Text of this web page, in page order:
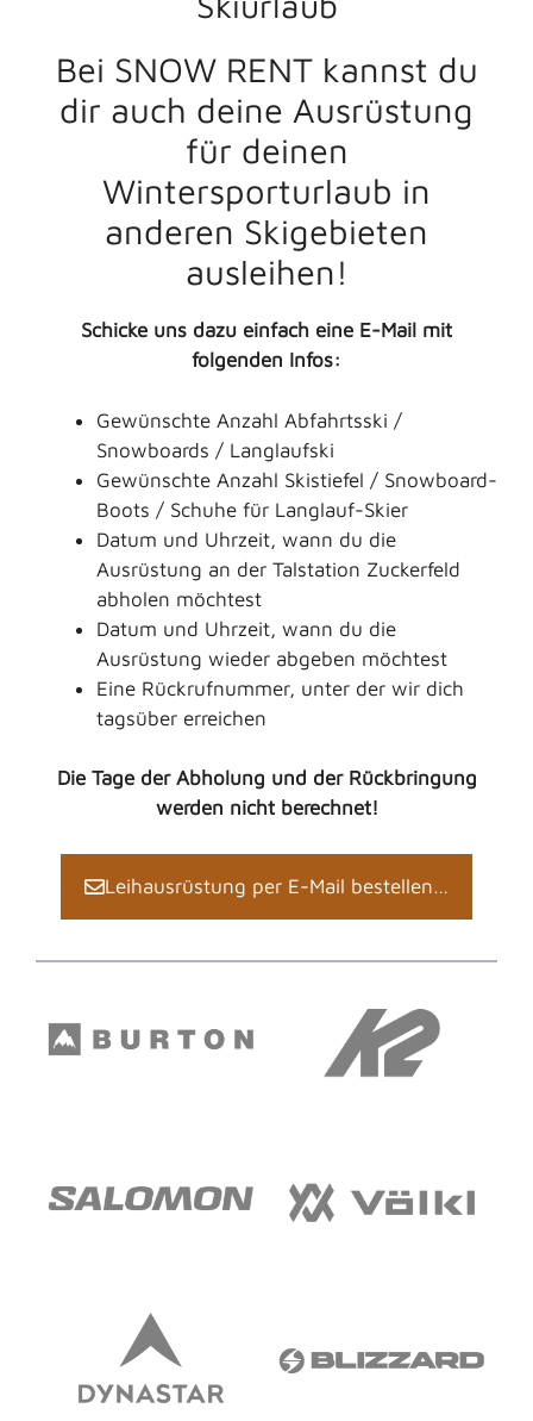
Bei SNOW RENT kannst du
dir auch deine Ausrüstung
für deinen
Wintersporturlaub in
anderen Skigebieten
ausleihen!
Schicke uns dazu einfach eine E-Mail mit
folgenden Infos:
Gewünschte Anzahl Abfahrtsski /
Snowboards / Langlaufski
Gewünschte Anzahl Skistiefel / Snowboard-
Boots / Schuhe für Langlauf-Skier
Datum und Uhrzeit, wann du die
Ausrüstung an der Talstation Zuckerfeld
abholen möchtest
Datum und Uhrzeit, wann du die
Ausrüstung wieder abgeben möchtest
Eine Rückrufnummer, unter der wir dich
tagsüber erreichen
Die Tage der Abholung und der Rückbringung
werden nicht berechnet!
Leihausrüstung per E-Mail bestellen…